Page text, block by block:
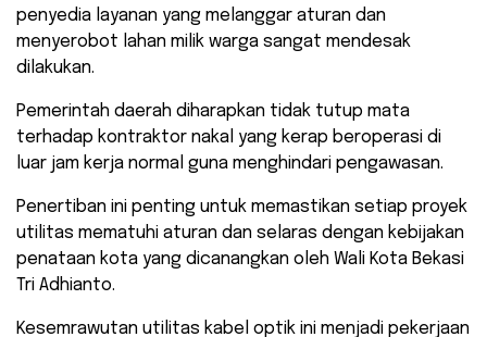
penyedia layanan yang melanggar aturan dan
menyerobot lahan milik warga sangat mendesak
dilakukan.
​Pemerintah daerah diharapkan tidak tutup mata
terhadap kontraktor nakal yang kerap beroperasi di
luar jam kerja normal guna menghindari pengawasan.
Penertiban ini penting untuk memastikan setiap proyek
utilitas mematuhi aturan dan selaras dengan kebijakan
penataan kota yang dicanangkan oleh Wali Kota Bekasi
Tri Adhianto.
​Kesemrawutan utilitas kabel optik ini menjadi pekerjaan